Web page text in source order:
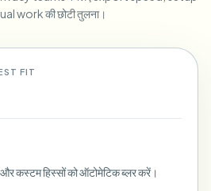
work की छोटी तुलना।
FIT
कस्टम हिस्सों को ऑटोमेटिक ब्लर करें।